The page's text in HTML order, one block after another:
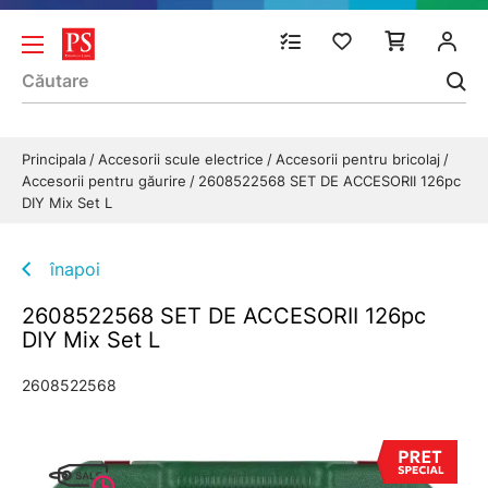
Principala Accesorii scule electrice
Accesorii pentru bricolaj
Accesorii pentru găurire
2608522568 SET DE ACCESORII 126pc
DIY Mix Set L
înapoi
2608522568 SET DE ACCESORII 126pc
DIY Mix Set L
2608522568